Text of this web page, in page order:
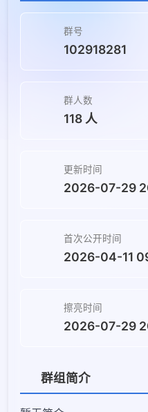
群号
102918281
群人数
118 人
更新时间
2026-07-29
首次公开时间
2026-04-11
擦亮时间
2026-07-29
群组简介